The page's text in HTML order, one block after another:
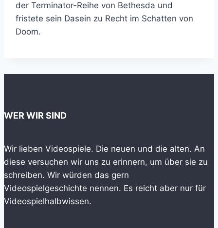
der Terminator-Reihe von Bethesda und
fristete sein Dasein zu Recht im Schatten von
Doom.
WER WIR SIND
Wir lieben Videospiele. Die neuen und die alten. An
diese versuchen wir uns zu erinnern, um über sie zu
schreiben. Wir würden das gern
Videospielgeschichte nennen. Es reicht aber nur für
Videospielhalbwissen.